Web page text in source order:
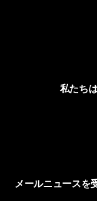
私たち
メールニュースを